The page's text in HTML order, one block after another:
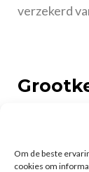
Om de beste
cookies om
verzekerd
de